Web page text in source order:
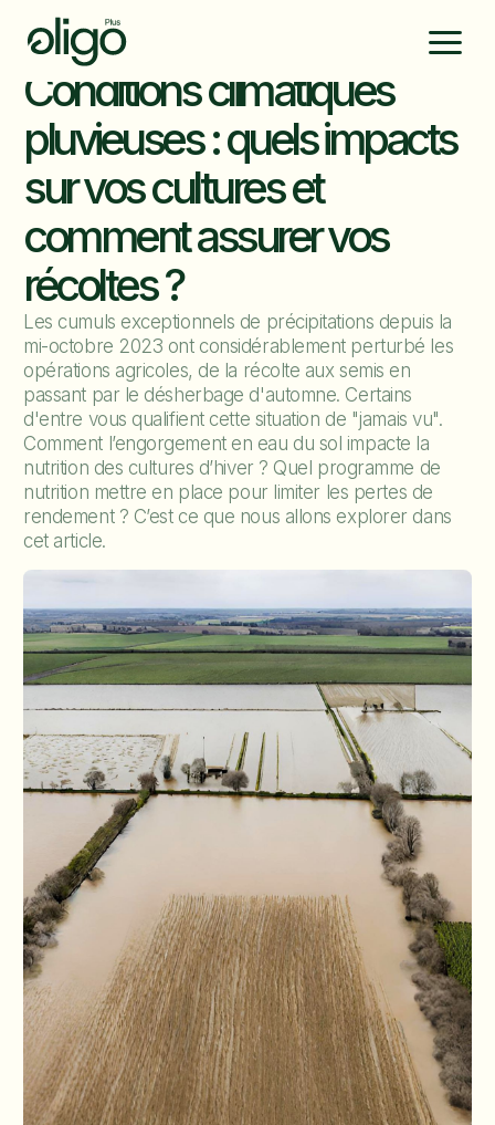
Conditions climatiques
pluvieuses : quels impacts
sur vos cultures et
comment assurer vos
récoltes ?
Les cumuls exceptionnels de précipitations depuis la
mi-octobre 2023 ont considérablement perturbé les
opérations agricoles, de la récolte aux semis en
passant par le désherbage d'automne. Certains
d'entre vous qualifient cette situation de "jamais vu".
Comment l’engorgement en eau du sol impacte la
nutrition des cultures d’hiver ? Quel programme de
nutrition mettre en place pour limiter les pertes de
rendement ? C’est ce que nous allons explorer dans
cet article.